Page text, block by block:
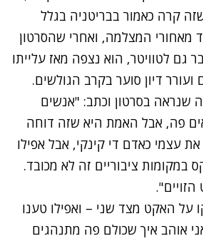
קרה כאמור בבריטניה בגלל
המצלמה, ואחרי שהסרטון
גם לטוויטר, הוא נצפה מאז עלייתו
שנראה בסרטון וכתב: "אנשים
פה, אבל האמת היא שזה דוחה
את עצמי כאדם די קינקי, אבל אפילו
במקומות ציבוריים זה לא מכובד.
על האקט מצד שני – ואפילו טענו
אוהב איך שכולם פה מתנהגים